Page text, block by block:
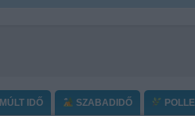
MÚLT IDŐ SZABADIDŐ